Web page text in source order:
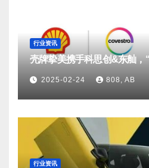
行业资讯
壳牌挚美携手科思创&东舢，
2025-02-24 808, AB
行业资讯